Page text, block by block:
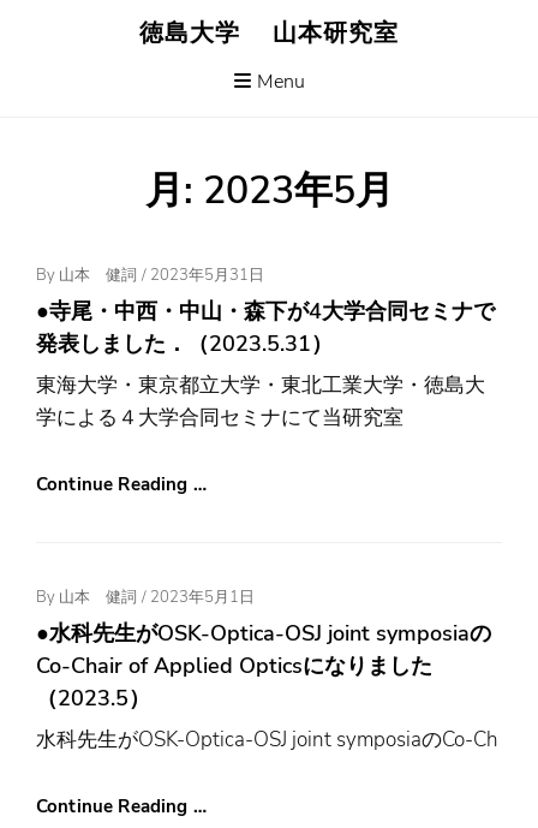
徳島大学 山本研究室
Menu
月: 2023年5月
By 山本 健詞 / Posted
On
2023年5月31日
●寺尾・中西・中山・森下が4大学合同セミナで
発表しました．（2023.5.31）
東海大学・東京都立大学・東北工業大学・徳島大
学による４大学合同セミナにて当研究室
Continue Reading …
By 山本 健詞 / Posted
On
2023年5月1日
●水科先生がOSK-Optica-OSJ joint symposiaの
Co-Chair of Applied Opticsになりました
（2023.5）
水科先生がOSK-Optica-OSJ joint symposiaのCo-Ch
Continue Reading …